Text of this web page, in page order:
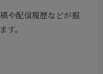
や配信履歴などが掘
す。